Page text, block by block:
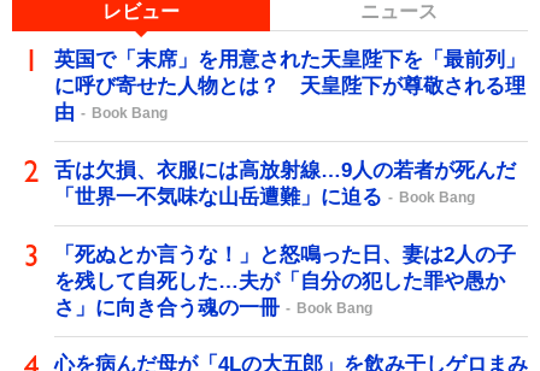
レビュー ニュース
英国で「末席」を用意された天皇陛下を「最前列」
に呼び寄せた人物とは？ 天皇陛下が尊敬される理
由
Book Bang
舌は欠損、衣服には高放射線…9人の若者が死んだ
「世界一不気味な山岳遭難」に迫る
Book Bang
「死ぬとか言うな！」と怒鳴った日、妻は2人の子
を残して自死した…夫が「自分の犯した罪や愚か
さ」に向き合う魂の一冊
Book Bang
心を病んだ母が「4Lの大五郎」を飲み干しゲロまみ